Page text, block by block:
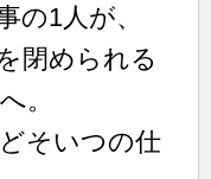
の1人が、
閉められる
。
そいつの仕